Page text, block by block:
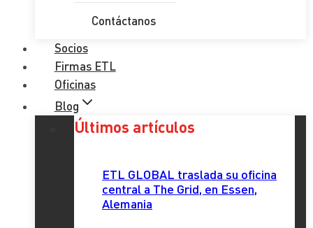
Contáctanos
Socios
Firmas ETL
Oficinas
Blog
Últimos artículos
ETL GLOBAL traslada su oficina
central a The Grid, en Essen,
Alemania